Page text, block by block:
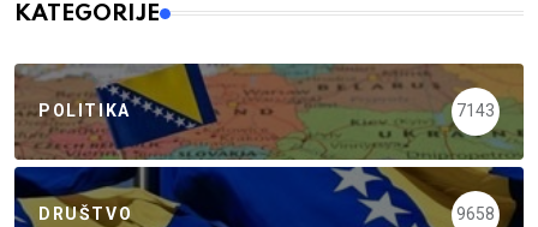
KATEGORIJE
POLITIKA 7143
DRUŠTVO 9658